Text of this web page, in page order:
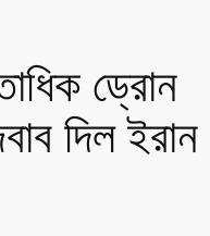
ড্রোন
দিল ইরান